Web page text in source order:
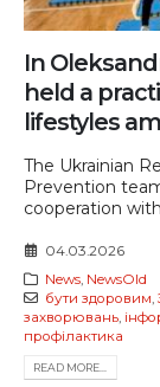
In
held a
lifestyles
The Ukrainian
Prevention
cooperation
04.03.2026
News, NewsOld
бути здоровим,
захворювань,
профілактика
READ MORE...